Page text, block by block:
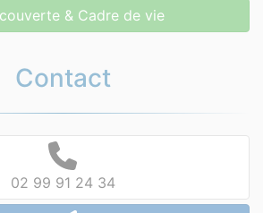
& Cadre de vie
Contact
02 99 91 24 34